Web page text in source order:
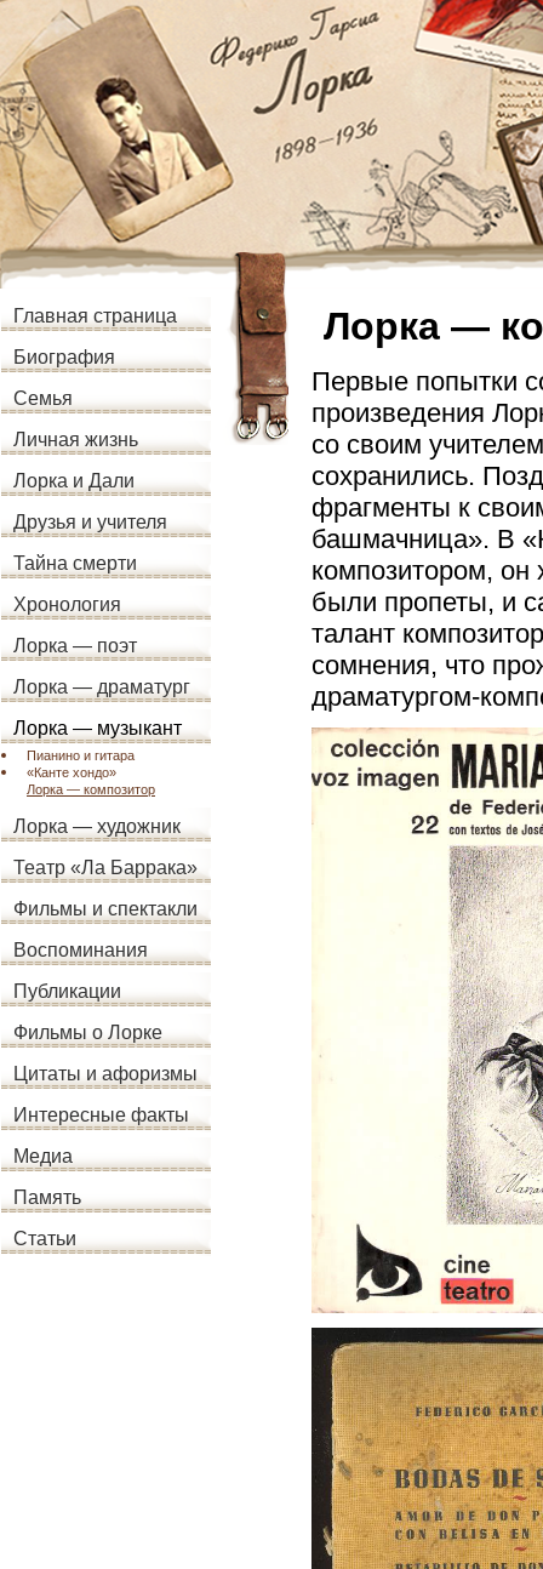
Главная страница
Биография
Семья
Личная жизнь
Лорка и Дали
Друзья и учителя
Тайна смерти
Хронология
Лорка — поэт
Лорка — драматург
Лорка — музыкант
Пианино и гитара
«Канте хондо»
Лорка — композитор
Лорка — художник
Театр «Ла Баррака»
Фильмы и спектакли
Воспоминания
Публикации
Фильмы о Лорке
Цитаты и афоризмы
Интересные факты
Медиа
Память
Статьи
Лорка —
Первые попытки
произведения
со своим
сохранились.
фрагменты к
башмачница». В
композитором, он
были пропеты, и
талант
сомнения, что
драматургом-